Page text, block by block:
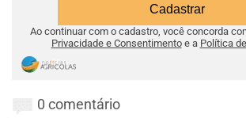
Ao continuar com o cadastro, você concorda
Privacidade e Consentimentoe a Política
0 comentário